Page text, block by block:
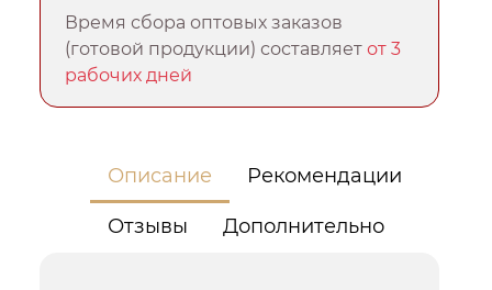
Время сбора оптовых заказов
(готовой продукции) составляетот 3
рабочих дней
Описание Рекомендации
Отзывы Дополнительно